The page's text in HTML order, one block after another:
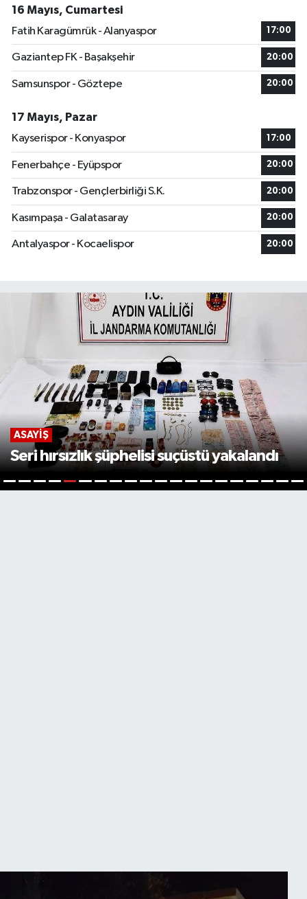
16 Mayıs, Cumartesi
Fatih Karagümrük - Alanyaspor
17:00
Gaziantep FK - Başakşehir 20:00
Samsunspor - Göztepe 20:00
17 Mayıs, Pazar
Kayserispor - Konyaspor
17:00
Fenerbahçe - Eyüpspor 20:00
Trabzonspor - Gençlerbirliği S.K. 20:00
Kasımpaşa - Galatasaray 20:00
Antalyaspor - Kocaelispor 20:00
ASAYIŞ
Seri hırsızlık şüphelisi suçüstü yakalandı